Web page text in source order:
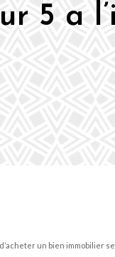
5 a
un bien immobilier